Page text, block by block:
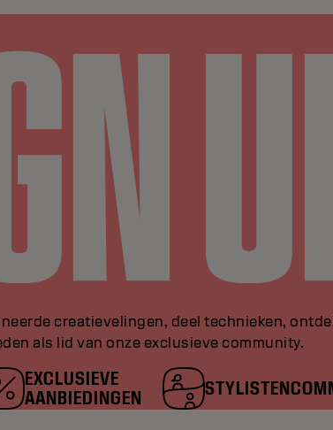
creatievelingen, deel technieken,
als lid van onze exclusieve community.
EXCLUSIEVE
AANBIEDINGEN